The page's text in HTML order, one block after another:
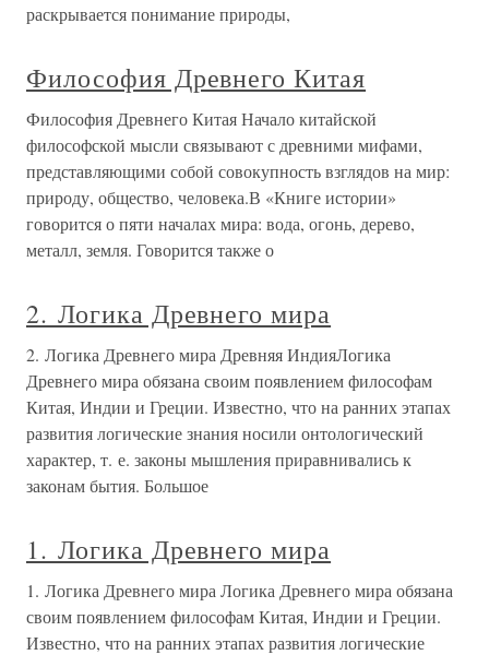
раскрывается понимание природы,
Философия Древнего Китая
Философия Древнего Китая Начало китайской
философской мысли связывают с древними мифами,
представляющими собой совокупность взглядов на мир:
природу, общество, человека.В «Книге истории»
говорится о пяти началах мира: вода, огонь, дерево,
металл, земля. Говорится также о
2. Логика Древнего мира
2. Логика Древнего мира Древняя ИндияЛогика
Древнего мира обязана своим появлением философам
Китая, Индии и Греции. Известно, что на ранних этапах
развития логические знания носили онтологический
характер, т. е. законы мышления приравнивались к
законам бытия. Большое
1. Логика Древнего мира
1. Логика Древнего мира Логика Древнего мира обязана
своим появлением философам Китая, Индии и Греции.
Известно, что на ранних этапах развития логические